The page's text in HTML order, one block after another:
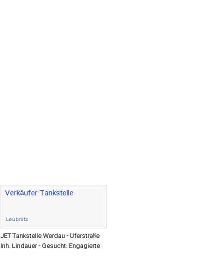
Verkäufer Tankstelle
Leubnitz
JET Tankstelle Werdau - Uferstraße
Inh. Lindauer - Gesucht: Engagierte